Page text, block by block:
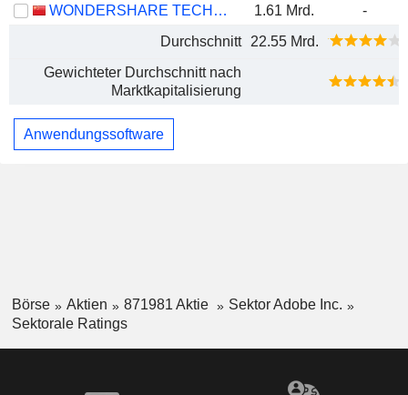
WONDERSHARE TECHNOLOGY GROUP CO., LTD.
1.61 Mrd.
-
Durchschnitt
22.55 Mrd.
Gewichteter Durchschnitt nach
Marktkapitalisierung
Anwendungssoftware
Börse Aktien 871981 Aktie
Sektor Adobe Inc.
Sektorale Ratings